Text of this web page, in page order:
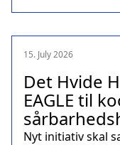
15. July 2026
Det Hvide
EAGLE til
Nyt initiativ skal